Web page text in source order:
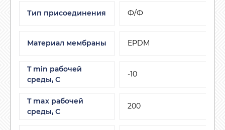
Тип присоединения Ф/Ф
Материал мембраны EPDM
T min рабочей
среды, C
-10
T max рабочей
среды, С
200